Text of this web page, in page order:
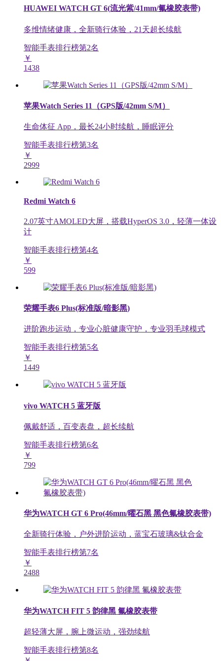
HUAWEI WATCH GT 6(流光紫/41mm/氟橡胶表带)
多维情绪健康，全新骑行体验，21天超长续航
智能手表排行榜第2名
￥
1438
苹果Watch Series 11（GPS版/42mm S/M）
生命体征 App，最长24小时续航，睡眠评分
智能手表排行榜第3名
￥
2999
Redmi Watch 6
2.07英寸AMOLED大屏，搭载HyperOS 3.0，轻薄一体设
计
智能手表排行榜第4名
￥
599
荣耀手表6 Plus(标准版/暗影黑)
进阶跑步运动，专业心脏健康守护，专业羽毛球模式
智能手表排行榜第5名
￥
1449
vivo WATCH 5 蓝牙版
佩戴舒适，百变表盘，超长续航
智能手表排行榜第6名
￥
799
华为WATCH GT 6 Pro(46mm/曜石黑 黑色氟橡胶表带)
全新骑行体验，户外进阶运动，蓝宝石玻璃&钛合金
智能手表排行榜第7名
￥
2488
华为WATCH FIT 5 韵律黑 氟橡胶表带
超轻薄大屏，腕上微运动，强劲续航
智能手表排行榜第8名